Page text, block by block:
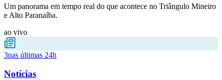
Um panorama em tempo real do que acontece no Triângulo Mineiro
e Alto Paranaíba.
ao vivo
3nas últimas 24h
Notícias